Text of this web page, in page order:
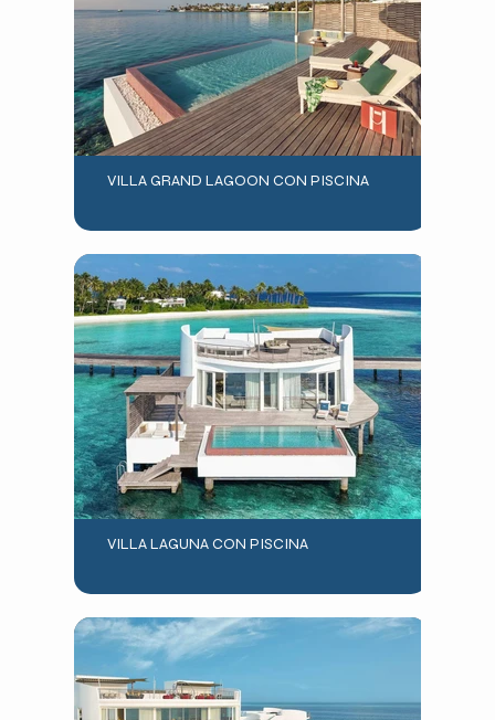
VILLA GRAND LAGOON CON PISCINA
VILLA LAGUNA CON PISCINA